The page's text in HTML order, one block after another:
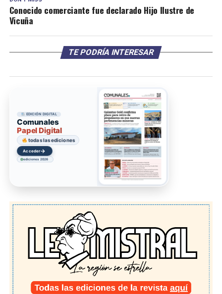
Conocido comerciante fue declarado Hijo Ilustre de
Vicuña
TE PODRÍA INTERESAR
EDICIÓN DIGITAL
Comunales
Papel Digital
todas las ediciones
Acceder→
ediciones 2026